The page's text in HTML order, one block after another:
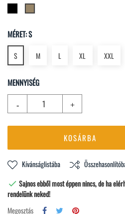
FeketeSötét
keki
MÉRET: S
S M L XL XXL
MENNYISÉG
KOSÁRBA
Kívánságlistába
 Sajnos ebből most éppen nincs, de ha
rendelünk neked!
Megosztás